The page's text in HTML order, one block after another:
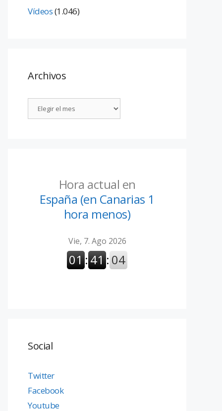
Vídeos(1.046)
Archivos
Hora actual en
España (en Canarias 1
hora menos)
Social
Twitter
Facebook
Youtube